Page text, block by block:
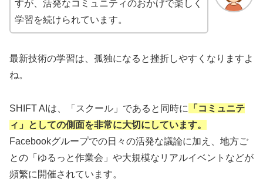
すが、活発なコミュニティのおかげで楽しく
学習を続けられています。
最新技術の学習は、孤独になると挫折しやすくなりますよ
ね。
SHIFT AIは、「スクール」であると同時に
「コミュニテ
ィ」としての側面を非常に大切にしています。
Facebookグループでの日々の活発な議論に加え、地方ご
との「ゆるっと作業会」や大規模なリアルイベントなどが
頻繁に開催されています。